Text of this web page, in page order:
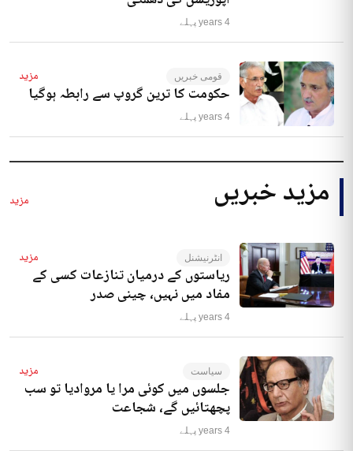
4 years پہلے
قومی خبریں مزید
حکومت کا ترین گروپ سے رابطہ ہوگیا
4 years پہلے
مزید خبریں مزید
انٹرنیشنل مزید
ریاستوں کے درمیان تنازعات کسی کے
مفاد میں نہیں، چینی صدر
4 years پہلے
سیاست مزید
جلسوں میں کوئی مرا یا مروادیا تو سب
پچھتائیں گے، شجاعت
4 years پہلے